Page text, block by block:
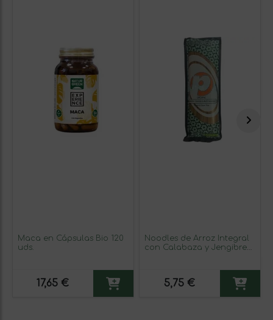
Maca en Cápsulas Bio 120
uds.
17,65 €
Noodles de Arroz Integral
con Calabaza y Jengibre
5,75 €